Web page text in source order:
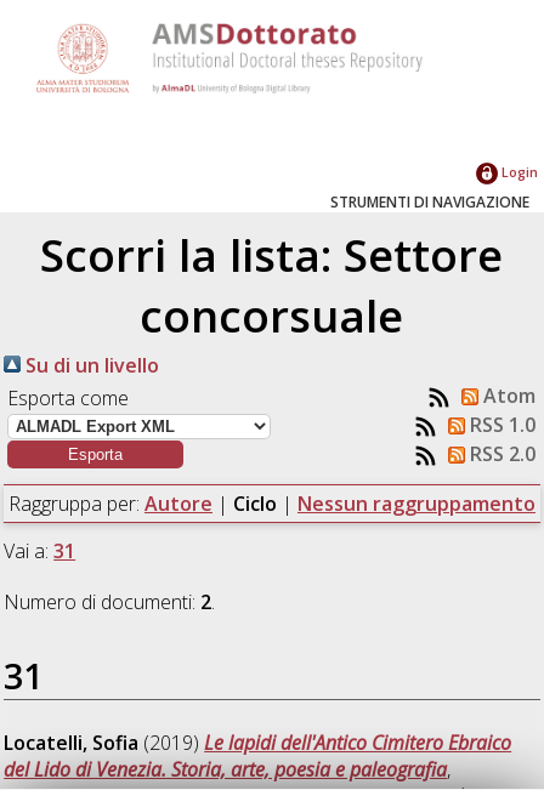
Login
STRUMENTI DI NAVIGAZIONE
Scorri la lista: Settore
concorsuale
Su di un livello
Esporta come
Atom
RSS 1.0
RSS 2.0
Raggruppa per: Autore | Ciclo | Nessun raggruppamento
Vai a:31
Numero di documenti: 2.
31
Locatelli, Sofia (2019)Le lapidi dell'Antico Cimitero Ebraico
del Lido di Venezia. Storia, arte, poesia e paleografia,